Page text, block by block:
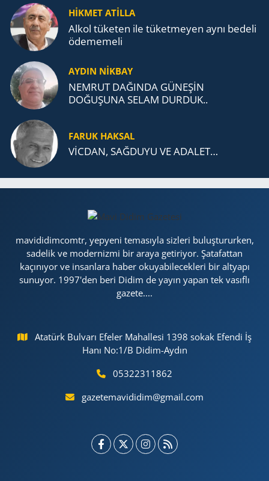
TEŞKİLATI’NA UZANAN MİRASI
HİKMET ATİLLA
Alkol tü­ke­ten ile tü­ket­me­yen aynı be­de­li
öde­me­me­li
AYDIN NİKBAY
NEMRUT DAĞINDA GÜNEŞİN
DOĞUŞUNA SELAM DURDUK..
FARUK HAKSAL
VİCDAN, SAĞ­DU­YU VE ADA­LET…
mavididimcomtr, yepyeni temasıyla sizleri buluştururken,
sadelik ve modernizmi bir araya getiriyor. Şatafattan
kaçınıyor ve insanlara haber okuyabilecekleri bir altyapı
sunuyor. 1997'den beri Didim de yayın yapan tek vasıflı
gazete....
Atatürk Bulvarı Efeler Mahallesi 1398 sokak Efendi İş
Hanı No:1/B Didim-Aydın
05322311862
gazetemavididim@gmail.com